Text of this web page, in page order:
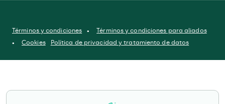
Términos y condiciones
Términos y condiciones para aliados
Cookies
Política de privacidad y tratamiento de datos